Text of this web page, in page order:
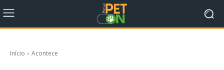
Início Acontece